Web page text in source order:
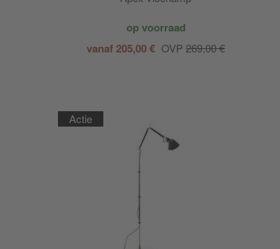
op voorraad
vanaf 205,00 € OVP269,00 €
Actie